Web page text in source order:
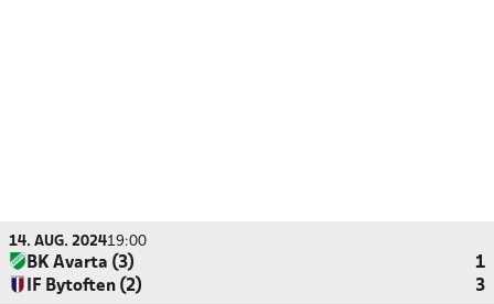
14. AUG. 202419:00
BK Avarta (3)
1
IF Bytoften (2)
3